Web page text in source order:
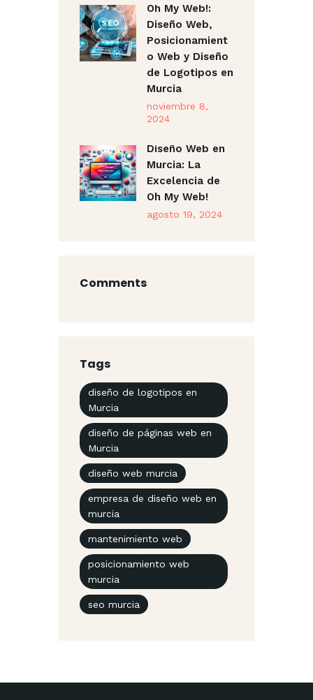
Oh My Web!:
Diseño Web,
Posicionamient
o Web y Diseño
de Logotipos en
Murcia
noviembre 8,
2024
Diseño Web en
Murcia: La
Excelencia de
Oh My Web!
agosto 19, 2024
Comments
Tags
diseño de logotipos en
Murcia
diseño de páginas web en
Murcia
diseño web murcia
empresa de diseño web en
murcia
mantenimiento web
posicionamiento web
murcia
seo murcia